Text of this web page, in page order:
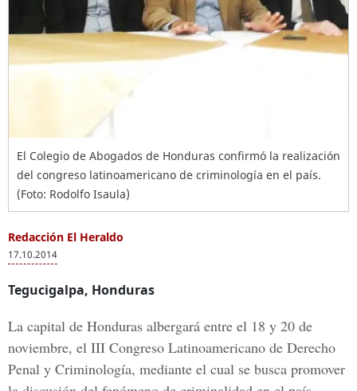
El Colegio de Abogados de Honduras confirmó la realización
del congreso latinoamericano de criminología en el país.
(Foto: Rodolfo Isaula)
Redacción El Heraldo
17.10.2014
Tegucigalpa, Honduras
La capital de Honduras albergará entre el 18 y 20 de
noviembre, el III Congreso Latinoamericano de Derecho
Penal y Criminología, mediante el cual se busca promover